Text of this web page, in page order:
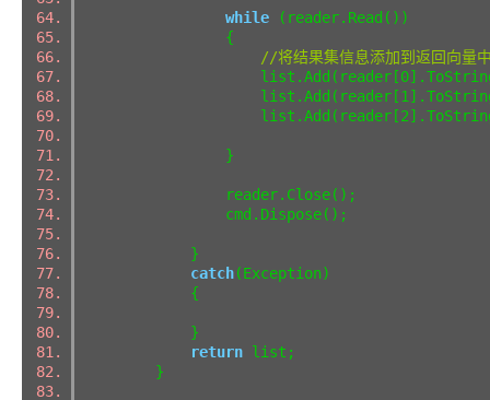
while (reader.Read())
{
//将结果集信息添加到返回向量
}
reader.Close();
cmd.Dispose();
}
catch(Exception)
{
}
return list;
}